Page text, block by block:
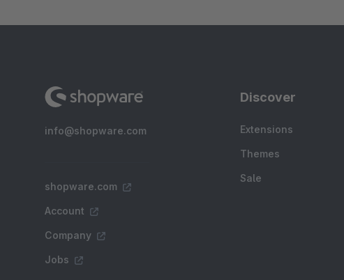
info@shopware.com
shopware.com
Account
Company
Jobs
Discover
Extensions
Themes
Sale